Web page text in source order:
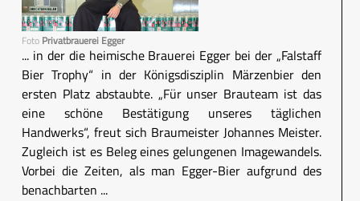
Foto Privatbrauerei Egger
... in der die heimische Brauerei Egger bei der „Falstaff
Bier Trophy“ in der Königsdisziplin Märzenbier den
ersten Platz abstaubte. „Für unser Brauteam ist das
eine schöne Bestätigung unseres täglichen
Handwerks“, freut sich Braumeister Johannes Meister.
Zugleich ist es Beleg eines gelungenen Imagewandels.
Vorbei die Zeiten, als man Egger-Bier aufgrund des
benachbarten ...